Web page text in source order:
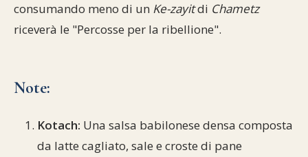
consumando meno di un Ke-zayitdi Chametz
riceverà le "Percosse per la ribellione".
Note:
Kotach: Una salsa babilonese densa composta
da latte cagliato, sale e croste di pane